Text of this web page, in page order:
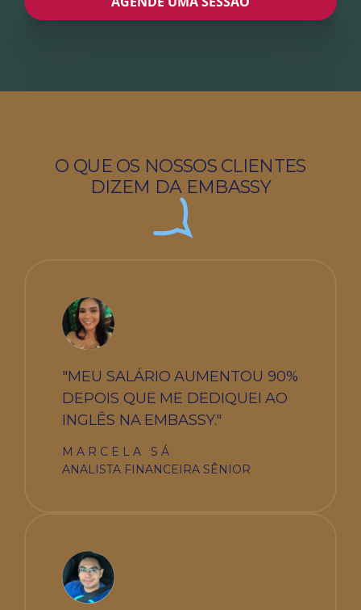
O QUE OS NOSSOS CLIENTES
DIZEM DA EMBASSY
"MEU SALÁRIO AUMENTOU 90%
DEPOIS QUE ME DEDIQUEI AO
INGLÊS NA EMBASSY."
MARCELA SÁ
ANALISTA FINANCEIRA SÊNIOR